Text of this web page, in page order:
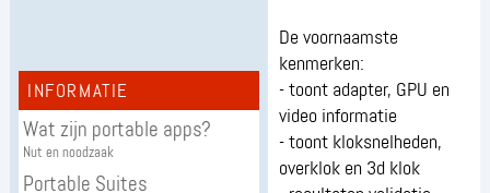
INFORMATIE
Wat zijn portable apps?
Nut en noodzaak
Portable Suites
De voornaamste
kenmerken:
- toont adapter, GPU en
video informatie
- toont kloksnelheden,
overklok en 3d klok